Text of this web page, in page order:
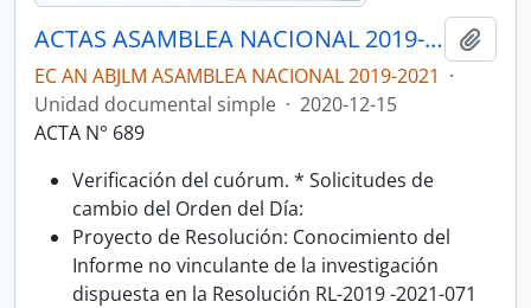
ACTAS ASAMBLEA NACIONAL 2019-2021
EC AN ABJLM ASAMBLEA NACIONAL 2019-2021 ·
Unidad documental simple · 2020-12-15
ACTA N° 689
Verificación del cuórum. * Solicitudes de
cambio del Orden del Día:
Proyecto de Resolución: Conocimiento del
Informe no vinculante de la investigación
dispuesta en la Resolución RL-2019 -2021-071